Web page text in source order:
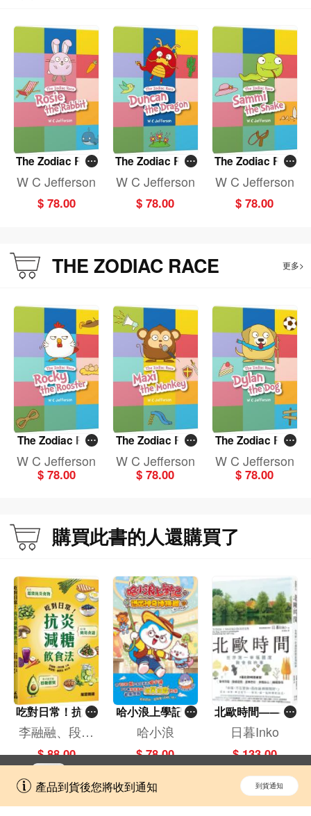
產品到貨後您將收到通知 到貨通知
The Zodiac Rac
e: Rosie The Ra
bbit
W C Jefferson
$ 78.00
The Zodiac Rac
e: Duncan The
Dragon
W C Jefferson
$ 78.00
The Zodiac Rac
e: Sammi The S
nake
W C Jefferson
$ 78.00
THE ZODIAC RACE 更多>
The Zodiac Rac
e: Rocky The Ro
oster
W C Jefferson
$ 78.00
The Zodiac Rac
e: Maxi The Mon
key
W C Jefferson
$ 78.00
The Zodiac Rac
e: Dylan The Do
g
W C Jefferson
$ 78.00
購買此書的人還購買了
吃對日常！抗炎
減糖飲食法
李融融、段佳
麗,黃梨煜、顧
凱辰
$ 88.00
哈小浪上學記(1
3)——逃出神奇
博物館
哈小浪
$ 78.00
北歐時間——世
界第一幸福國度
教會我的事
日暮Inko
$ 133.00
擁抱更全面的購物和文化體驗。
開啟